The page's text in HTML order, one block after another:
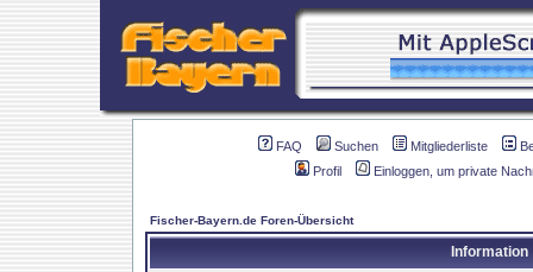
FAQ Suchen Mitgliederliste
Profil
Einloggen, um private
Fischer-Bayern.de Foren-Übersicht
Information